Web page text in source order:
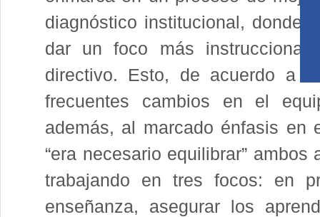
diagnóstico institucional, donde
dar un foco más
directivo. Esto, de acuerdo a
frecuentes cambios en el
además, al marcado énfasis en
“era necesario equilibrar”
trabajando en tres focos: en
enseñanza, asegurar los